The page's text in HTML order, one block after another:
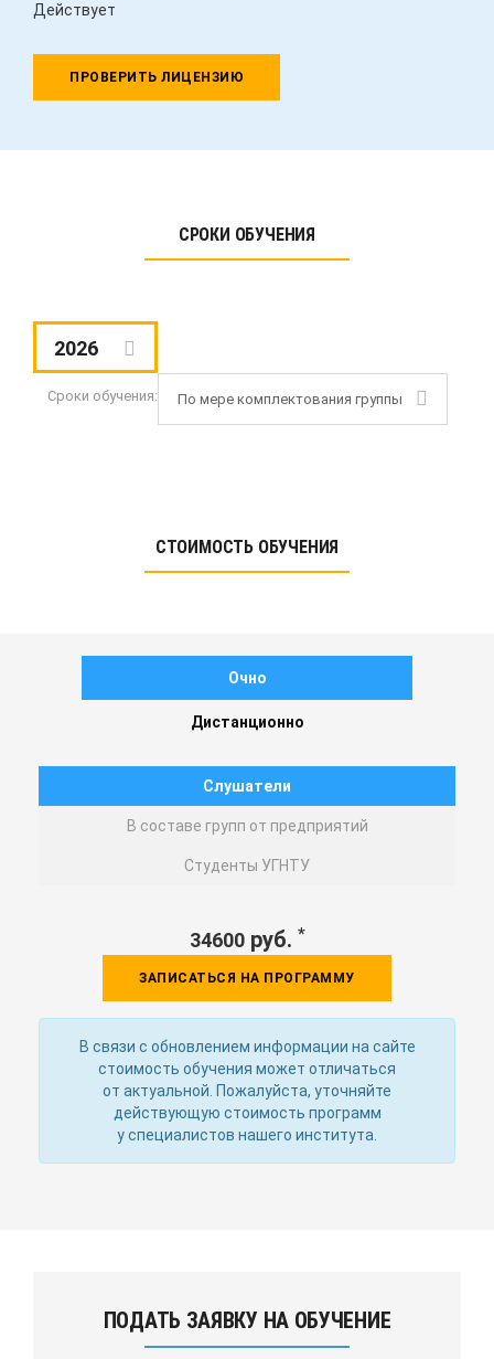
Действует
ПРОВЕРИТЬ ЛИЦЕНЗИЮ
СРОКИ ОБУЧЕНИЯ
2026
Сроки обучения: По мере комплектования группы
СТОИМОСТЬ ОБУЧЕНИЯ
Очно
Дистанционно
Слушатели
В составе групп от предприятий
Студенты УГНТУ
34600руб. *
ЗАПИСАТЬСЯ НА ПРОГРАММУ
В связи с обновлением информации на сайте
стоимость обучения может отличаться
от актуальной. Пожалуйста, уточняйте
действующую стоимость программ
у специалистов нашего института.
ПОДАТЬ ЗАЯВКУ НА ОБУЧЕНИЕ